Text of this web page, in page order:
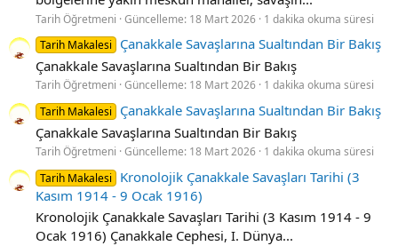
Tarih Öğretmeni Güncelleme: 18 Mart 2026 1 dakika okuma süresi
Tarih Makalesi
Çanakkale Savaşlarına Sualtından Bir Bakış
Çanakkale Savaşlarına Sualtından Bir Bakış
Tarih Öğretmeni Güncelleme: 18 Mart 2026 1 dakika okuma süresi
Tarih Makalesi
Çanakkale Savaşlarına Sualtından Bir Bakış
Çanakkale Savaşlarına Sualtından Bir Bakış
Tarih Öğretmeni Güncelleme: 18 Mart 2026 1 dakika okuma süresi
Tarih Makalesi
Kronolojik Çanakkale Savaşları Tarihi (3
Kasım 1914 - 9 Ocak 1916)
Kronolojik Çanakkale Savaşları Tarihi (3 Kasım 1914 - 9
Ocak 1916) Çanakkale Cephesi, I. Dünya...